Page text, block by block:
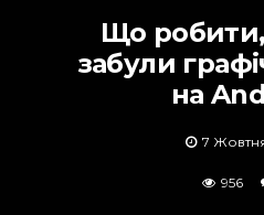
Що
забули
на
7
956